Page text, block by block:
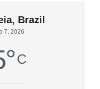
Brazil
7, 2026
°C